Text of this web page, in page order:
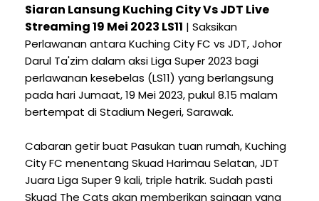
Siaran Lansung Kuching City Vs JDT Live
Streaming 19 Mei 2023 LS11 | Saksikan
Perlawanan antara Kuching City FC vs JDT, Johor
Darul Ta'zim dalam aksi Liga Super 2023 bagi
perlawanan kesebelas (LS11) yang berlangsung
pada hari Jumaat, 19 Mei 2023, pukul 8.15 malam
bertempat di Stadium Negeri, Sarawak.
Cabaran getir buat Pasukan tuan rumah, Kuching
City FC menentang Skuad Harimau Selatan, JDT
Juara Liga Super 9 kali, triple hatrik. Sudah pasti
Skuad The Cats akan memberikan saingan yang